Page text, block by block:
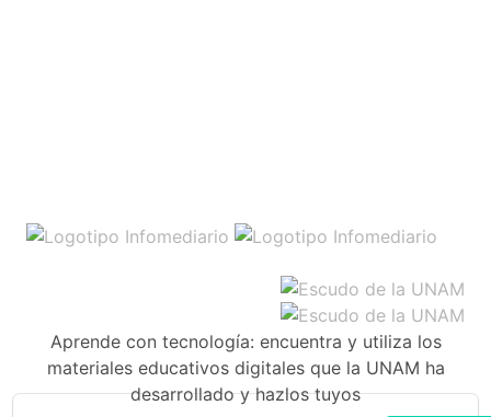
Aprende con tecnología: encuentra y utiliza los
materiales educativos digitales que la UNAM ha
desarrollado y hazlos tuyos